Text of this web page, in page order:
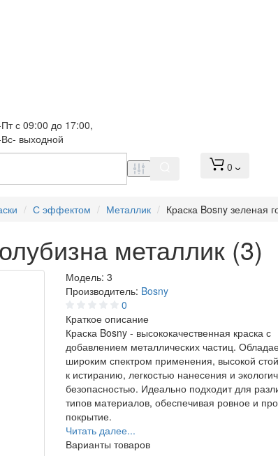
с 09:00 до 17:00,
выходной
0
С эффектом Металлик Краска Bosny зеленая
металлик (3)
Модель: 3
Производитель: Bosny
0
Краткое описание
Краска Bosny - высококачественная краска с
добавлением металлических частиц.
широким спектром применения, высокой
к истиранию, легкостью нанесения и
безопасностью. Идеально подходит для
типов материалов, обеспечивая ровное и
покрытие.
Читать далее...
Варианты товаров